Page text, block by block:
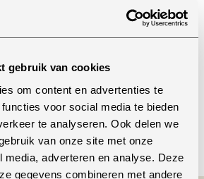
gebruik van cookies
om content en advertenties te
voor social media te bieden
te analyseren. Ook delen we
van onze site met onze
media, adverteren en analyse. Deze
gegevens combineren met andere
Bekijk openingstijden
Bellen